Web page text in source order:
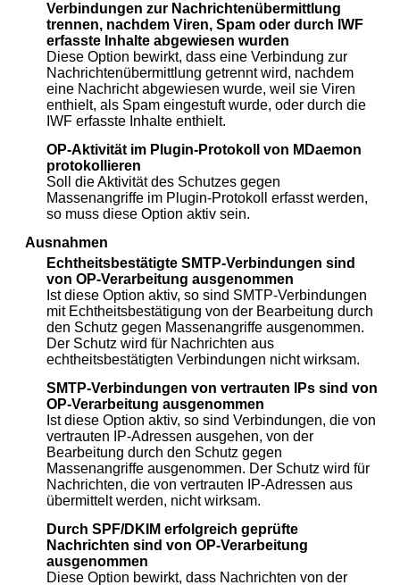
Verbindungen zur Nachrichtenübermittlung
trennen, nachdem Viren, Spam oder durch IWF
erfasste Inhalte abgewiesen wurden
Diese Option bewirkt, dass eine Verbindung zur
Nachrichtenübermittlung getrennt wird, nachdem
eine Nachricht abgewiesen wurde, weil sie Viren
enthielt, als Spam eingestuft wurde, oder durch die
IWF erfasste Inhalte enthielt.
OP-Aktivität im Plugin-Protokoll von MDaemon
protokollieren
Soll die Aktivität des Schutzes gegen
Massenangriffe im Plugin-Protokoll erfasst werden,
so muss diese Option aktiv sein.
Ausnahmen
Echtheitsbestätigte SMTP-Verbindungen sind
von OP-Verarbeitung ausgenommen
Ist diese Option aktiv, so sind SMTP-Verbindungen
mit Echtheitsbestätigung von der Bearbeitung durch
den Schutz gegen Massenangriffe ausgenommen.
Der Schutz wird für Nachrichten aus
echtheitsbestätigten Verbindungen nicht wirksam.
SMTP-Verbindungen von vertrauten IPs sind von
OP-Verarbeitung ausgenommen
Ist diese Option aktiv, so sind Verbindungen, die von
vertrauten IP-Adressen ausgehen, von der
Bearbeitung durch den Schutz gegen
Massenangriffe ausgenommen. Der Schutz wird für
Nachrichten, die von vertrauten IP-Adressen aus
übermittelt werden, nicht wirksam.
Durch SPF/DKIM erfolgreich geprüfte
Nachrichten sind von OP-Verarbeitung
ausgenommen
Diese Option bewirkt, dass Nachrichten von der